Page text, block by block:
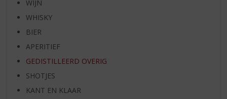
WIJN
WHISKY
BIER
APERITIEF
GEDISTILLEERD OVERIG
SHOTJES
KANT EN KLAAR